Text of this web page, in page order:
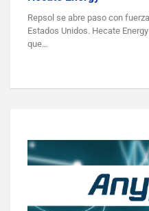
Repsol se abre paso con
Estados Unidos. Hecate
que…